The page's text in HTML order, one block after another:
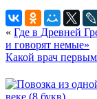
« Где в Древней
и говорят немые»
Какой врач